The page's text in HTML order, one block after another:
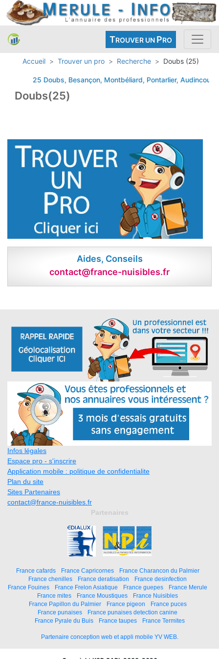
TROUVER UN PRO
Accueil Trouver un pro Recherche Doubs (25)
25 Doubs, Besançon, Montbéliard, Pontarlier, Audincourt,
Doubs(25)
Aides, Conseils
contact@france-nuisibles.fr
Infos légales
Espace pro - s'inscrire
Application mobile : politique de confidentialite
Plan du site
Sites Partenaires
contact@france-nuisibles.fr
Partenaires
France cafards France Capricornes
France Charancon du Palmier
France chenilles
France deratisation
France desinfection
France Fouines
France Frelon Asiatique France guepes
France Merule
France mites
France Moustiques
France Nuisibles
France Papillon du Palmier
France pigeon
France puces
France punaises
France punaises detection canine
France Pyrale du Buis
France taupes France Termites
Partenaire conception web et appli mobile YV WEB.